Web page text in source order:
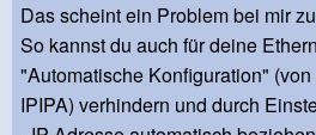
Das scheint ein Problem bei mir
So kannst du auch für deine
"Automatische Konfiguration"
IPIPA) verhindern und durch